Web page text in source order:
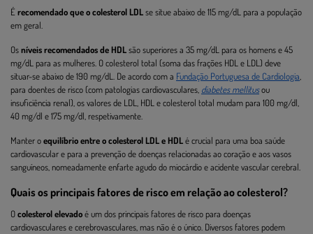
É recomendado que o colesterol LDLse situe abaixo de 115 mg/dL para a população
em geral.
Osníveis recomendados de HDLsão superiores a 35 mg/dL para os homens e 45
mg/dL para as mulheres. O colesterol total (soma das frações HDL e LDL) deve
situar-se abaixo de 190 mg/dL. De acordo com a Fundação Portuguesa de Cardiologia
para doentes de risco (com patologias cardiovasculares, diabetes mellitusou
insuficiência renal), os valores de LDL, HDL e colesterol total mudam para 100 mg/dl,
40 mg/dl e 175 mg/dl, respetivamente.
Manter oequilíbrio entre o colesterol LDL e HDLé crucial para uma boa saúde
cardiovascular e para a prevenção de doenças relacionadas ao coração e aos vasos
sanguíneos, nomeadamente enfarte agudo do miocárdio e acidente vascular cerebral.
Quais os principais fatores de risco em relação ao colesterol?
Ocolesterol elevadoé um dos principais fatores de risco para doenças
cardiovasculares e cerebrovasculares, mas não é o único. Diversos fatores podem